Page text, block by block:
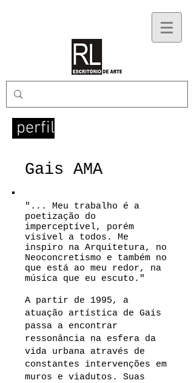
perfil
Gais AMA
"... Meu trabalho é a
poetização do
imperceptível, porém
visível a todos. Me
inspiro na Arquitetura, no
Neoconcretismo e também no
que está ao meu redor, na
música que eu escuto."
A partir de 1995, a
atuação artística de Gais
passa a encontrar
ressonância na esfera da
vida urbana através de
constantes intervenções em
muros e viadutos. Suas